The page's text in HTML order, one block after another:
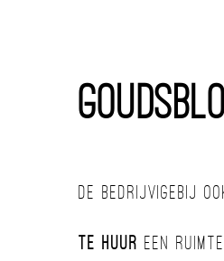
De BedrijvigeBij
Te huur een